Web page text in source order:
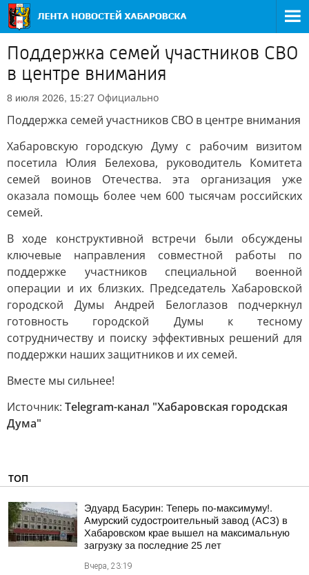
Поддержка семей участников СВО
в центре внимания
8 июля 2026, 15:27 Официально
Поддержка семей участников СВО в центре внимания
Хабаровскую городскую Думу с рабочим визитом
посетила Юлия Белехова, руководитель Комитета
семей воинов Отечества. эта организация уже
оказала помощь более чем 600 тысячам российских
семей.
В ходе конструктивной встречи были обсуждены
ключевые направления совместной работы по
поддержке участников специальной военной
операции и их близких. Председатель Хабаровской
городской Думы Андрей Белоглазов подчеркнул
готовность городской Думы к тесному
сотрудничеству и поиску эффективных решений для
поддержки наших защитников и их семей.
Вместе мы сильнее!
Источник: Telegram-канал "Хабаровская городская
Дума"
ТОП
Эдуард Басурин: Теперь по-максимуму!.
Амурский судостроительный завод (АСЗ) в
Хабаровском крае вышел на максимальную
загрузку за последние 25 лет
Вчера, 23:19